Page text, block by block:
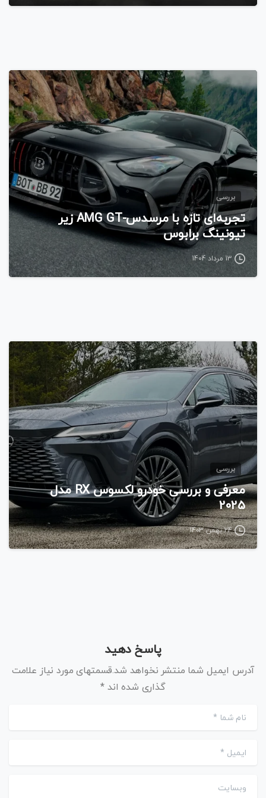
بررسی
تجربه‌ای تازه با مرسدس-AMG GT زیر
تیونینگ برابوس
13 مرداد 1404
بررسی
معرفی و بررسی خودرو لکسوس RX مدل
2025
24 بهمن 1403
پاسخ دهید
آدرس ایمیل شما منتشر نخواهد شد.قسمتهای مورد نیاز علامت
گذاری شده اند *
نام شما *
ایمیل *
وبسایت